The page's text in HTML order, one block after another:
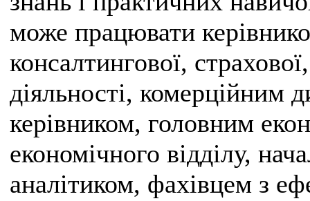
може працювати
консалтингової,
діяльності, комерційним
керівником, головним
економічного відділу,
аналітиком, фахівцем з